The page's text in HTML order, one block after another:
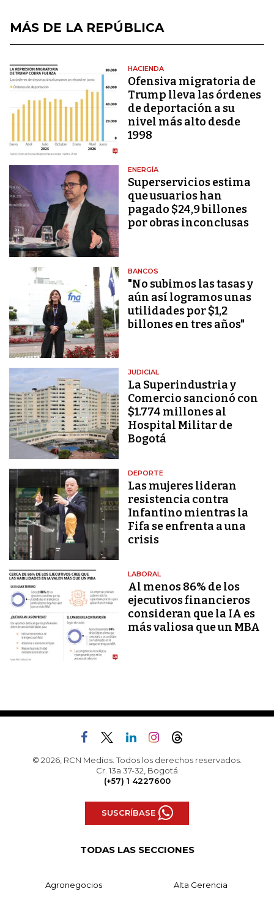
MÁS DE LA REPÚBLICA
HACIENDA
Ofensiva migratoria de
Trump lleva las órdenes
de deportación a su
nivel más alto desde
1998
ENERGÍA
Superservicios estima
que usuarios han
pagado $24,9 billones
por obras inconclusas
BANCOS
"No subimos las tasas y
aún así logramos unas
utilidades por $1,2
billones en tres años"
JUDICIAL
La Superindustria y
Comercio sancionó con
$1.774 millones al
Hospital Militar de
Bogotá
DEPORTE
Las mujeres lideran
resistencia contra
Infantino mientras la
Fifa se enfrenta a una
crisis
LABORAL
Al menos 86% de los
ejecutivos financieros
consideran que la IA es
más valiosa que un MBA
© 2026, RCN Medios. Todos los derechos reservados.
Cr. 13a 37-32, Bogotá
(+57) 1 4227600
SUSCRÍBASE
TODAS LAS SECCIONES
Agronegocios Alta Gerencia